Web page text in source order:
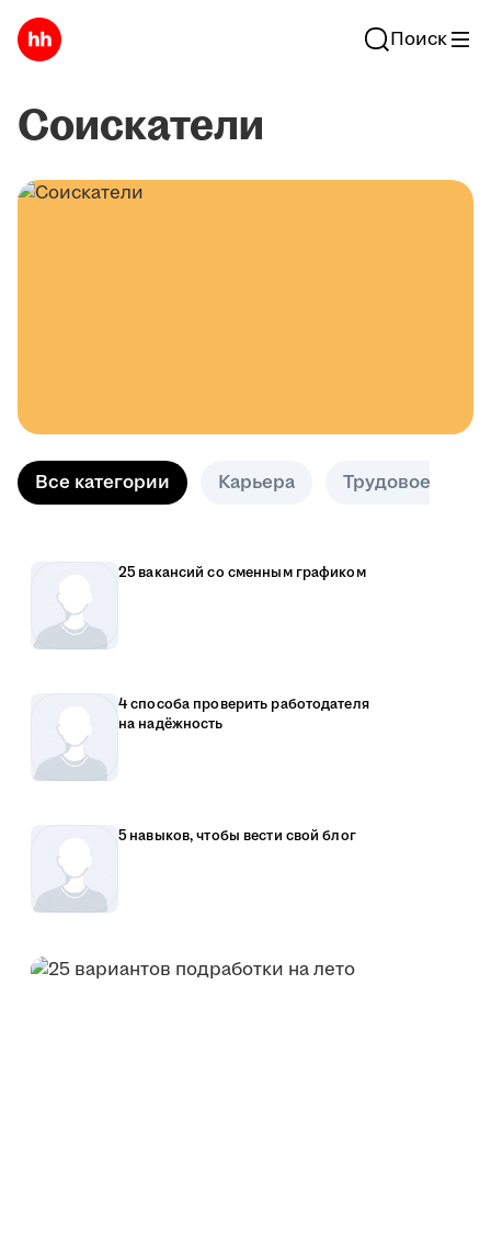
Поиск
Соискатели
Все категории Карьера Трудовое право
25 вакансий со сменным графиком
4 способа проверить работодателя
на надёжность
5 навыков, чтобы вести свой блог